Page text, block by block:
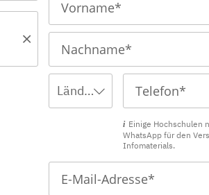
Ländervorwahl wählen ...
Einige Hochschulen
WhatsApp für den
Infomaterials.